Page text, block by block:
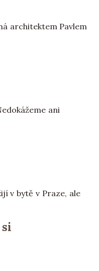
architektem Pavlem
ani
v bytě v Praze, ale